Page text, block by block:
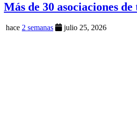
Más de 30 asociaciones
hace 2 semanas julio 25, 2026